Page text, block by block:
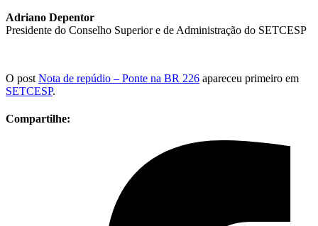
Adriano Depentor
Presidente do Conselho Superior e de Administração do SETCESP
O post Nota de repúdio – Ponte na BR 226 apareceu primeiro em
SETCESP.
Compartilhe: